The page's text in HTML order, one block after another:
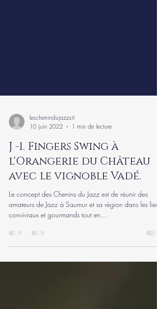
leschenindujazzsit
10 juin 2022
1 min de lecture
J -1. Fingers Swing à
l'Orangerie du Château
avec le vignoble Vadé.
Le concept des Chenins du Jazz est de réunir des
amateurs de Jazz à Saumur et sa région dans les